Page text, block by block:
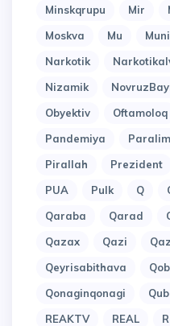
Minskqrupu
Mir
Moskva
Mu
Narkotik
Nizamik
Obyektiv
Oftamoloq
Pandemiya
Pirallah
Prezident
PUA
Pulk Q
Qaraba
Qarad
Qazax
Qazi
Qeyrisabithava
Qonaginqonagi
REAKTV
REAL